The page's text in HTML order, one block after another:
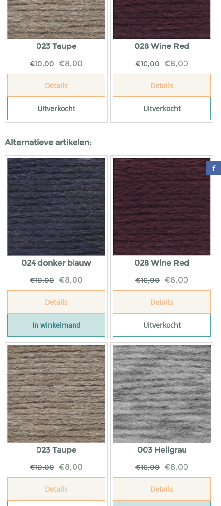
023 Taupe
€10,00 €8,00
Details
Uitverkocht
028 Wine Red
€10,00 €8,00
Details
Uitverkocht
Alternatieve artikelen:
024 donker blauw
€10,00 €8,00
Details
In winkelmand
028 Wine Red
€10,00 €8,00
Details
Uitverkocht
023 Taupe
€10,00 €8,00
Details
003 Hellgrau
€10,00 €8,00
Details